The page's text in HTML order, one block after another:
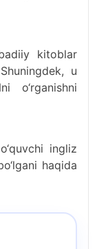
kitoblar
u
o‘rganishni
ingliz
haqida